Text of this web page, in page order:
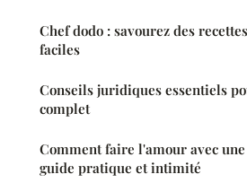
Chef dodo : savourez des
faciles
Conseils juridiques essentiels
complet
Comment faire l'amour avec
guide pratique et intimité